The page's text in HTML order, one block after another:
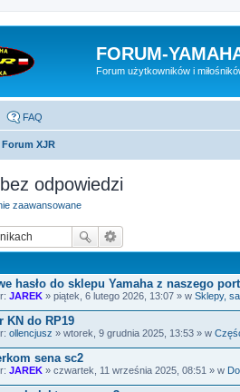
FORUM-
Forum użytkowników i
FAQ
Forum XJR
odpowiedzi
zaawansowane
hasło do sklepu Yamaha z naszego
JAREK » piątek, 6 lutego 2026, 13:07 » w Sklepy,
KN do RP19
ollencjusz » wtorek, 9 grudnia 2025, 13:53 » w
sena sc2
JAREK » czwartek, 11 września 2025, 08:51 » w